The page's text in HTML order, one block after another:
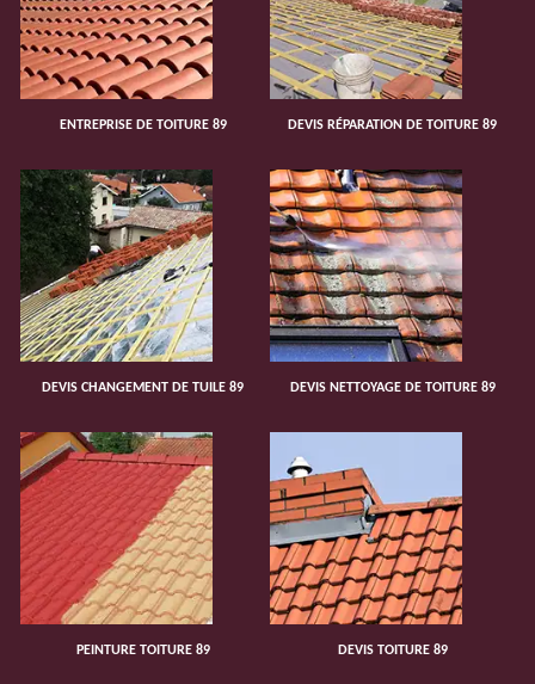
ENTREPRISE DE TOITURE 89 DEVIS RÉPARATION DE TOITURE 89
DEVIS CHANGEMENT DE TUILE 89 DEVIS NETTOYAGE DE TOITURE 89
PEINTURE TOITURE 89 DEVIS TOITURE 89